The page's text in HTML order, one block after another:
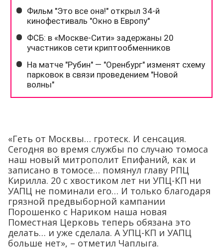
«Геть от Москвы… гротеск. И сенсация.
Сегодня во время службы по случаю томоса
наш новый митрополит Епифаний, как и
записано в томосе… помянул главу РПЦ
Кирилла. 20 с хвостиком лет ни УПЦ-КП ни
УАПЦ не поминали его… И только благодаря
грязной предвыборной кампании
Порошенко с Нариком наша новая
Поместная Церковь теперь обязана это
делать… и уже сделала. А УПЦ-КП и УАПЦ
больше нет», – отметил Чаплыга.